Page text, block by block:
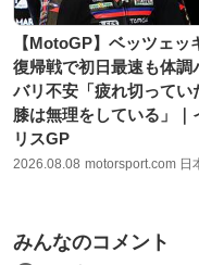
【MotoGP】ベッツェッ
復帰戦で初日最速も体調
バリ不安「疲れ切ってい
膝は無理をしている」｜
リスGP
2026.08.08 motorsport.com 日
みんなのコメント